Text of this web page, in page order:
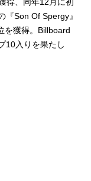
Son Of Spergy』
を獲得。Billboard
10入りを果たし